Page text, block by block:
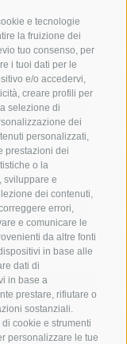
e tecnologie
la fruizione dei
tuo consenso, per
i tuoi dati per le
e/o accedervi,
creare profili per
selezione di
dei
personalizzati,
prestazioni dei
o la
sviluppare e
dei contenuti,
errori,
e comunicare le
da altre fonti
in base alle
dati di
in base a
prestare, rifiutare o
sostanziali.
cookie e strumenti
personalizzare le tue
arresto
carabinieri
incidente
lubrense
polizia municipale
treni